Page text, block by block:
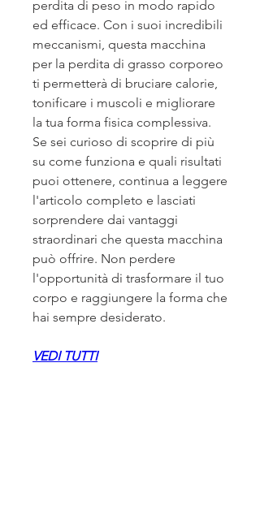
perdita di peso in modo rapido
ed efficace. Con i suoi incredibili
meccanismi, questa macchina
per la perdita di grasso corporeo
ti permetterà di bruciare calorie,
tonificare i muscoli e migliorare
la tua forma fisica complessiva.
Se sei curioso di scoprire di più
su come funziona e quali risultati
puoi ottenere, continua a leggere
l'articolo completo e lasciati
sorprendere dai vantaggi
straordinari che questa macchina
può offrire. Non perdere
l'opportunità di trasformare il tuo
corpo e raggiungere la forma che
hai sempre desiderato.
VEDI TUTTI